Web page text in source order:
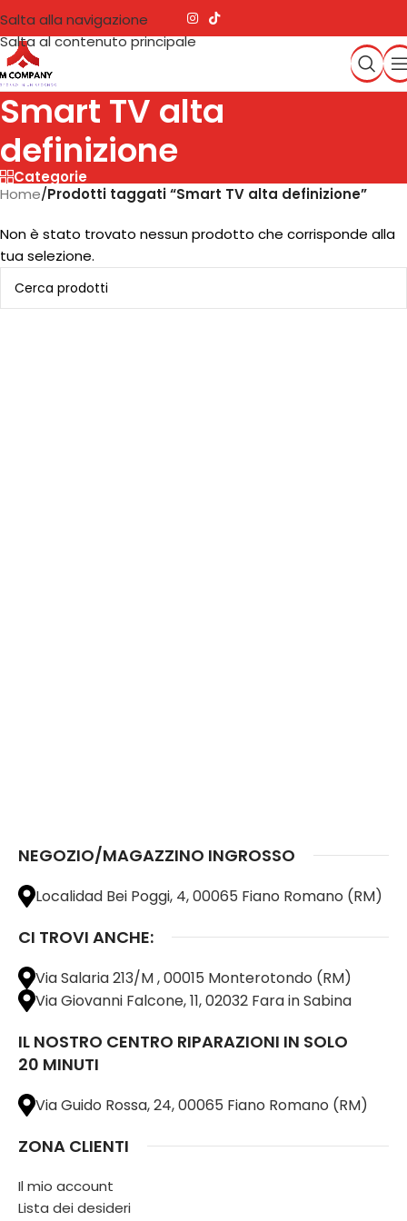
Salta alla navigazione
Salta al contenuto principale
Smart TV alta
definizione
Categorie
Home/Prodotti taggati “Smart TV alta definizione”
Non è stato trovato nessun prodotto che corrisponde alla
tua selezione.
NEGOZIO/MAGAZZINO INGROSSO
Localidad Bei Poggi, 4, 00065 Fiano Romano (RM)
CI TROVI ANCHE:
Via Salaria 213/M , 00015 Monterotondo (RM)
Via Giovanni Falcone, 11, 02032 Fara in Sabina
IL NOSTRO CENTRO RIPARAZIONI IN SOLO
20 MINUTI
Via Guido Rossa, 24, 00065 Fiano Romano (RM)
ZONA CLIENTI
Il mio account
Lista dei desideri